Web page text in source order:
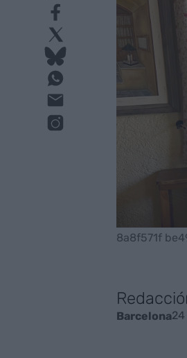
8a8f571f
Barcelona24